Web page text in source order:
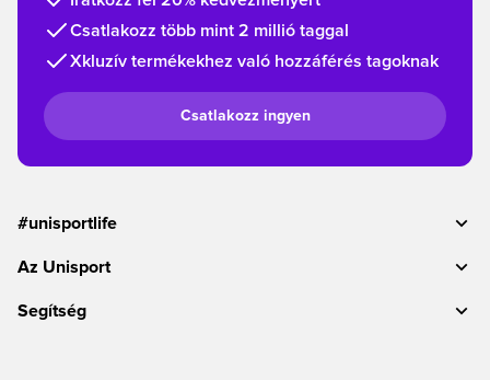
Csatlakozz több mint 2 millió taggal
Xkluzív termékekhez való hozzáférés tagoknak
Csatlakozz ingyen
#unisportlife
Az Unisport
Segítség